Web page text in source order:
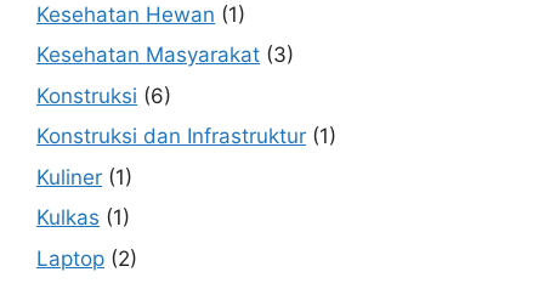
Kesehatan Hewan (1)
Kesehatan Masyarakat (3)
Konstruksi (6)
Konstruksi dan Infrastruktur (1)
Kuliner (1)
Kulkas (1)
Laptop (2)